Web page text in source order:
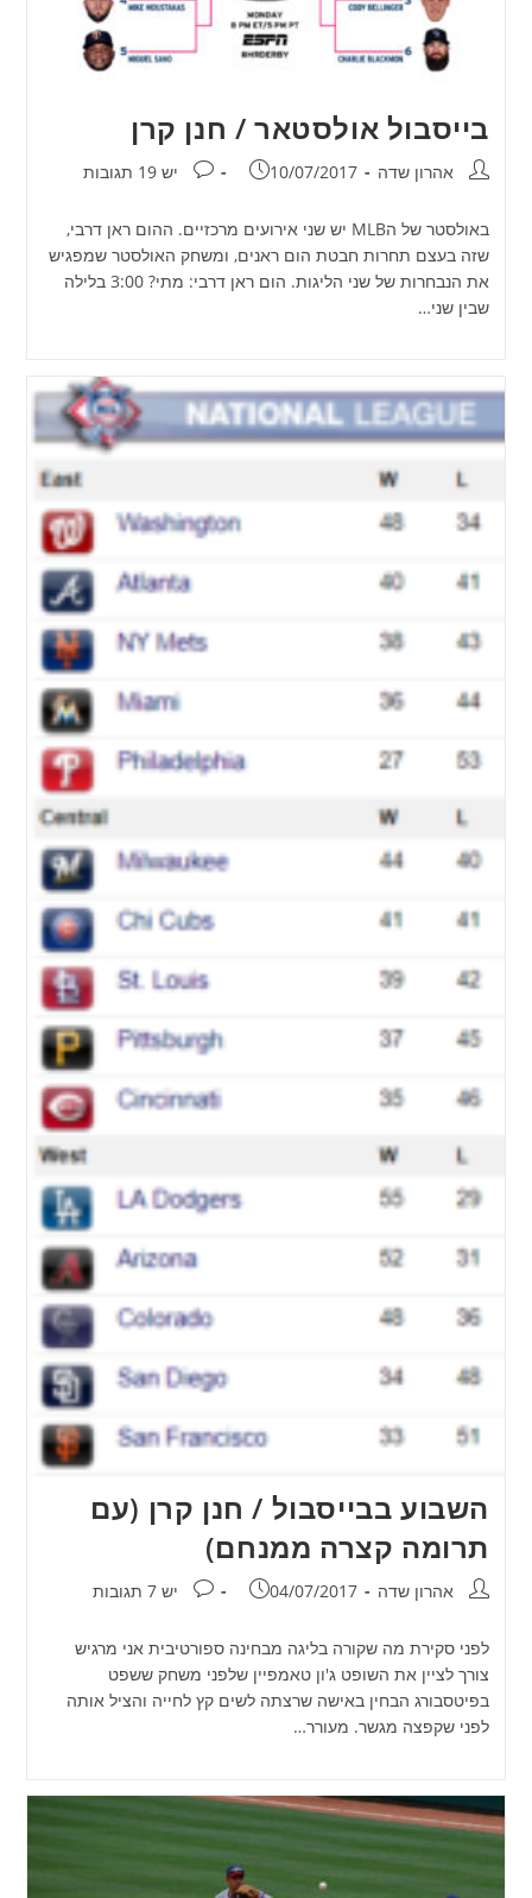
בייסבול אולסטאר / חנן קרן
מחבר:אהרון שדה פורסם:
10/07/2017 תגובות:
יש 19 תגובות
באולסטר של הMLB יש שני אירועים מרכזיים. ההום ראן דרבי,
שזה בעצם תחרות חבטת הום ראנים, ומשחק האולסטר שמפגיש
את הנבחרות של שני הליגות. הום ראן דרבי: מתי? 3:00 בלילה
שבין שני…
השבוע בבייסבול / חנן קרן (עם
תרומה קצרה ממנחם)
מחבר:אהרון שדה פורסם:
04/07/2017 תגובות:
יש 7 תגובות
לפני סקירת מה שקורה בליגה מבחינה ספורטיבית אני מרגיש
צורך לציין את השופט ג'ון טאמפיין שלפני משחק ששפט
בפיטסבורג הבחין באישה שרצתה לשים קץ לחייה והציל אותה
לפני שקפצה מגשר. מעורר…